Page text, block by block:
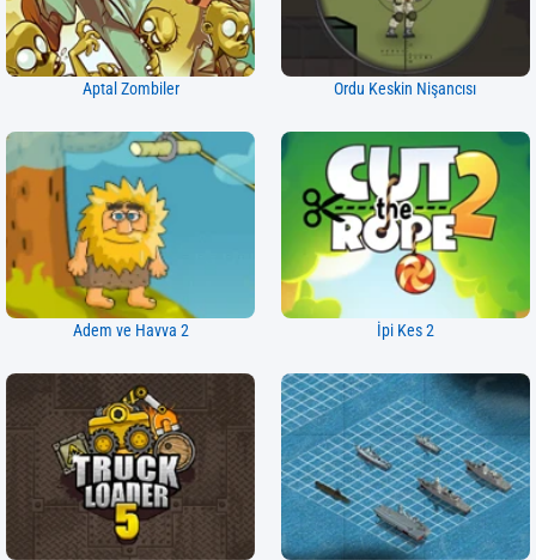
Aptal Zombiler Ordu Keskin Nişancısı
Adem ve Havva 2 İpi Kes 2